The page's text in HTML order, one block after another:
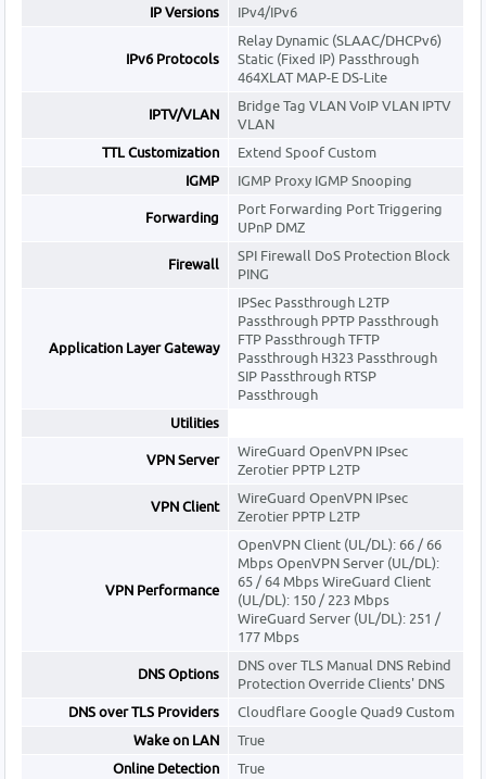
IP Versions
IPv4/IPv6
IPv6 Protocols
Relay Dynamic (SLAAC/DHCPv6)
Static (Fixed IP) Passthrough
464XLAT MAP-E DS-Lite
IPTV/VLAN
Bridge Tag VLAN VoIP VLAN IPTV
VLAN
TTL Customization
Extend Spoof Custom
IGMP
IGMP Proxy IGMP Snooping
Forwarding
Port Forwarding Port Triggering
UPnP DMZ
Firewall
SPI Firewall DoS Protection Block
PING
Application Layer Gateway
IPSec Passthrough L2TP
Passthrough PPTP Passthrough
FTP Passthrough TFTP
Passthrough H323 Passthrough
SIP Passthrough RTSP
Passthrough
Utilities
VPN Server
WireGuard OpenVPN IPsec
Zerotier PPTP L2TP
VPN Client
WireGuard OpenVPN IPsec
Zerotier PPTP L2TP
VPN Performance
OpenVPN Client (UL/DL): 66 / 66
Mbps OpenVPN Server (UL/DL):
65 / 64 Mbps WireGuard Client
(UL/DL): 150 / 223 Mbps
WireGuard Server (UL/DL): 251 /
177 Mbps
DNS Options
DNS over TLS Manual DNS Rebind
Protection Override Clients' DNS
DNS over TLS Providers
Cloudflare Google Quad9 Custom
Wake on LAN
True
Online Detection
True